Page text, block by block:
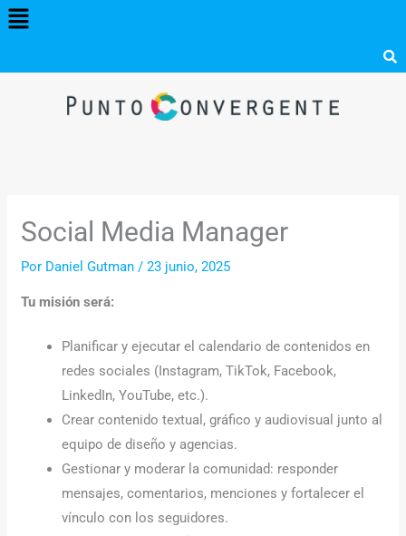
Menú
Social Media Manager
Por Daniel Gutman/23 junio, 2025
Tu misión será:
Planificar y ejecutar el calendario de contenidos en
redes sociales (Instagram, TikTok, Facebook,
LinkedIn, YouTube, etc.).
Crear contenido textual, gráfico y audiovisual junto al
equipo de diseño y agencias.
Gestionar y moderar la comunidad: responder
mensajes, comentarios, menciones y fortalecer el
vínculo con los seguidores.